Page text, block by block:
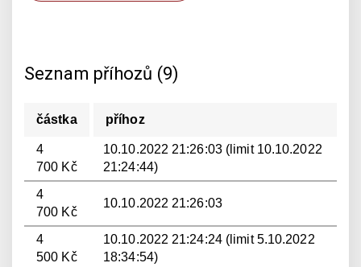
Seznam příhozů (9)
částka příhoz
4
700 Kč
10.10.2022 21:26:03 (limit 10.10.2022
21:24:44)
4
700 Kč
10.10.2022 21:26:03
4
500 Kč
10.10.2022 21:24:24 (limit 5.10.2022
18:34:54)